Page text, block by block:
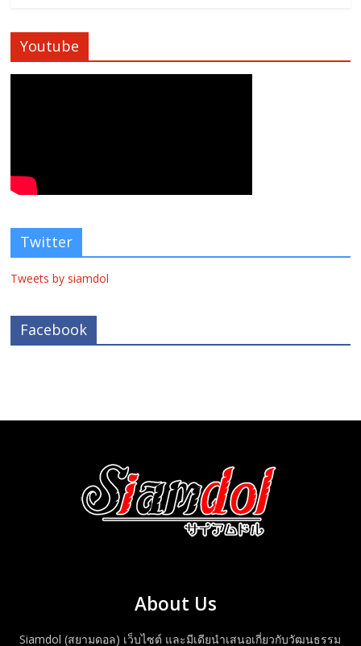
Youtube
Twitter
Tweets by siamdol
Facebook
About Us
Siamdol (สยามดอล) เว็บไซต์ และมีเดียนำเสนอเกี่ยวกับวัฒนธรรม